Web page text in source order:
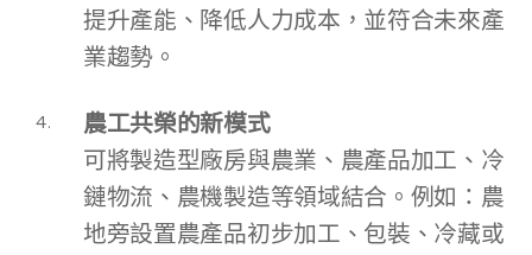
提升產能、降低人力成本，並符合未來產
業趨勢。
農工共榮的新模式
可將製造型廠房與農業、農產品加工、冷
鏈物流、農機製造等領域結合。例如：農
地旁設置農產品初步加工、包裝、冷藏或